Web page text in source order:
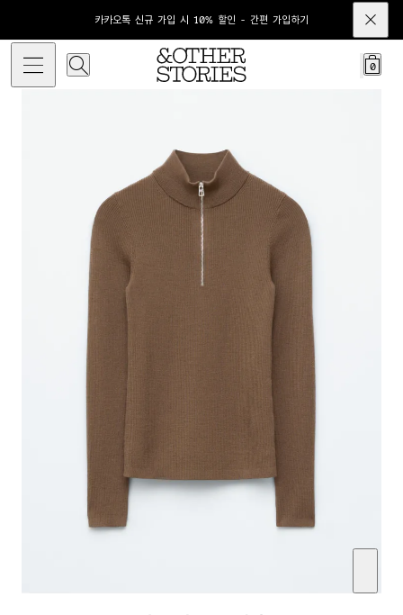
카카오톡 신규 가입 시 10% 할인 - 간편 가입하기
0